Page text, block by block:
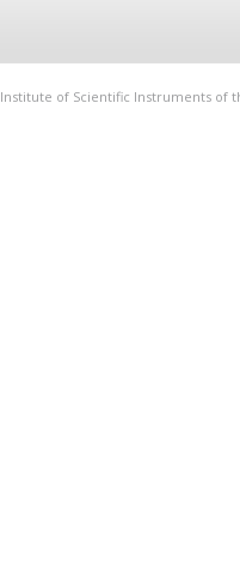
Institute of Scientific Instruments of